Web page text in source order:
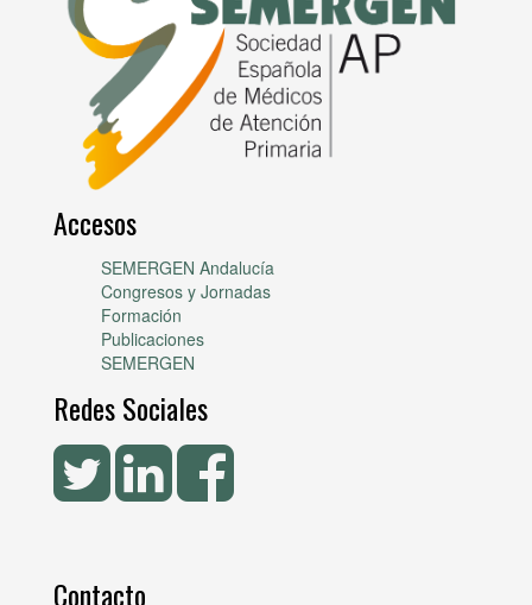
Accesos
SEMERGEN Andalucía
Congresos y Jornadas
Formación
Publicaciones
SEMERGEN
Redes Sociales
Contacto